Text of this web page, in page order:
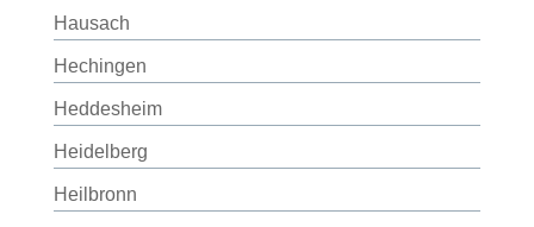
Hausach
Hechingen
Heddesheim
Heidelberg
Heilbronn